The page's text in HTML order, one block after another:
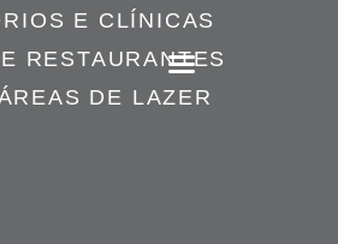
E CLÍNICAS
RESTAURANTES
DE LAZER